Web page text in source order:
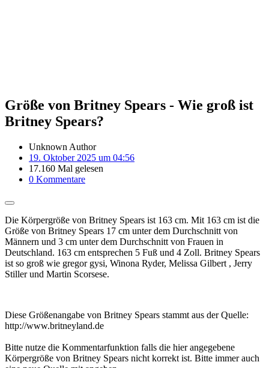
Größe von Britney Spears - Wie groß ist
Britney Spears?
Unknown Author
19. Oktober 2025 um 04:56
17.160 Mal gelesen
0 Kommentare
Die Körpergröße von Britney Spears ist 163 cm. Mit 163 cm ist die
Größe von Britney Spears 17 cm unter dem Durchschnitt von
Männern und 3 cm unter dem Durchschnitt von Frauen in
Deutschland. 163 cm entsprechen 5 Fuß und 4 Zoll. Britney Spears
ist so groß wie gregor gysi, Winona Ryder, Melissa Gilbert , Jerry
Stiller und Martin Scorsese.
Diese Größenangabe von Britney Spears stammt aus der Quelle:
http://www.britneyland.de
Bitte nutze die Kommentarfunktion falls die hier angegebene
Körpergröße von Britney Spears nicht korrekt ist. Bitte immer auch